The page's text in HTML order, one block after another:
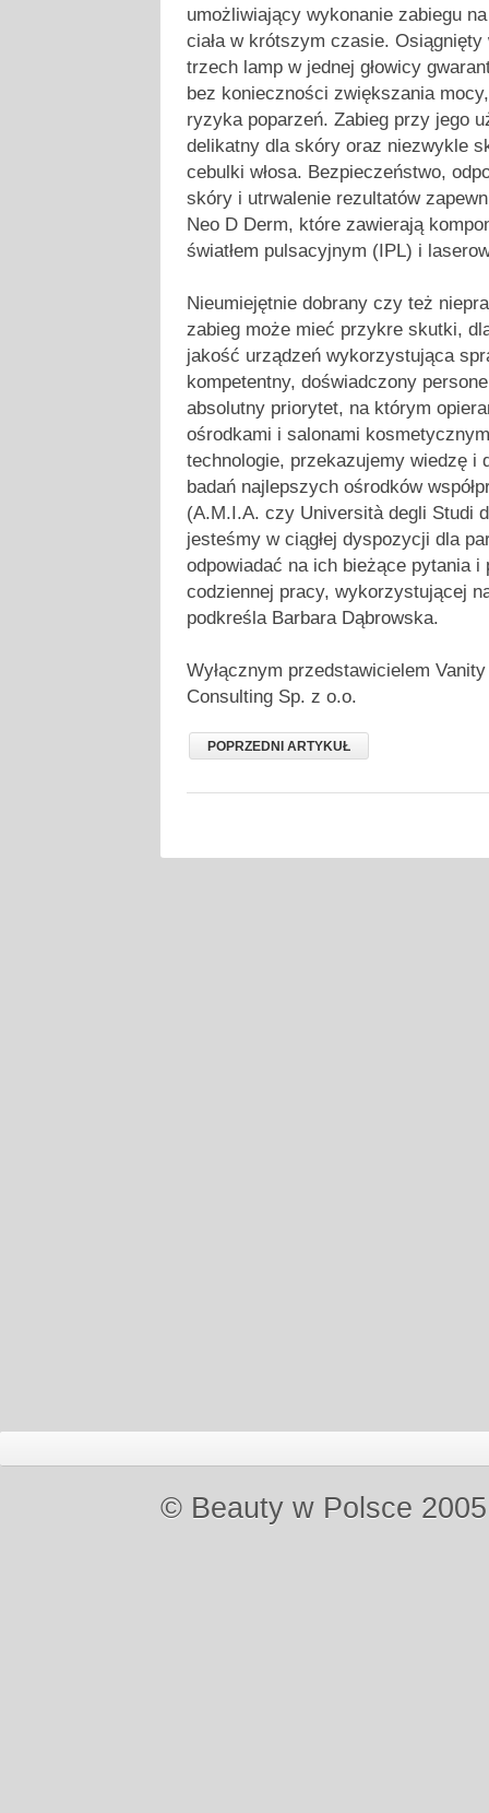
umożliwiający wykonanie zabiegu
ciała w krótszym czasie.
trzech lamp w jednej głowicy
bez konieczności zwiększania
ryzyka poparzeń. Zabieg przy jego
delikatny dla skóry oraz niezwykle
cebulki włosa. Bezpieczeństwo,
skóry i utrwalenie rezultatów
Neo D Derm, które zawierają
światłem pulsacyjnym (IPL) i
Nieumiejętnie dobrany czy też
zabieg może mieć przykre skutki,
jakość urządzeń wykorzystująca
kompetentny, doświadczony
absolutny priorytet, na którym
ośrodkami i salonami
technologie, przekazujemy wiedzę i
badań najlepszych ośrodków
(A.M.I.A. czy Università degli Studi
jesteśmy w ciągłej dyspozycji dla
odpowiadać na ich bieżące pytania i
codziennej pracy, wykorzystującej
podkreśla Barbara Dąbrowska.
Wyłącznym przedstawicielem
Consulting Sp. z o.o.
POPRZEDNI ARTYKUŁ
© Beauty w Polsce